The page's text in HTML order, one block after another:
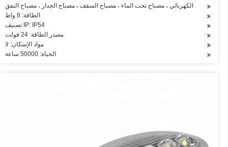
، المصباح الكهربائي ، مصباح تحت الماء ، مصباح السقف ، مصباح الجدار ، مصباح النفق
الطاقة: 8 واط
تصنيف IP: IP54
مصدر الطاقة: 24 فولت
مواد الإسكان: لا
الحياة: 50000 ساعة